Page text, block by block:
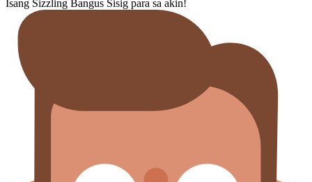
Isang Sizzling Bangus Sisig para sa akin!